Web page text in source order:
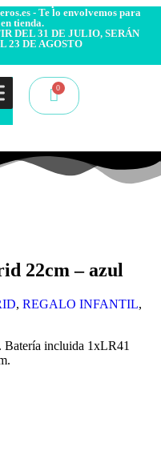
- Te lo envolvemos para
tienda.
DEL 31 DE JULIO, SERÁN
23 DE AGOSTO
22cm – azul
, REGALO INFANTIL,
incluida 1xLR41